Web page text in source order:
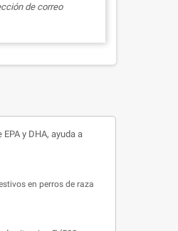
de correo
y DHA, ayuda a
en perros de raza